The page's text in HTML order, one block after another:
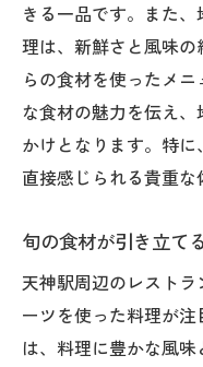
地元産食材
新鮮さと味
仕入れから
シェフとの
レストランの夏
きを
昼と夜で異
特別なイベ
きる一品です。また
理は、新鮮さと風味
らの食材を使ったメ
な食材の魅力を伝え
かけとなります。特
直接感じられる貴重な
旬の食材が引き立て
天神駅周辺のレスト
ーツを使った料理が
は、料理に豊かな風